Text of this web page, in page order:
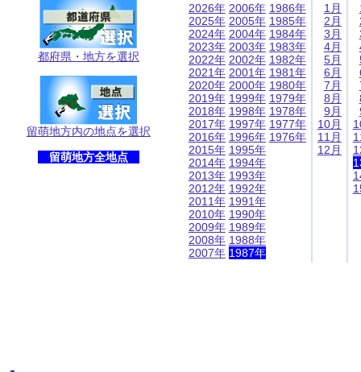
都府県・地方を選択
留萌地方内の地点を選択
留萌地方全地点
2026年
2025年
2024年
2023年
2022年
2021年
2020年
2019年
2018年
2017年
2016年
2015年
2014年
2013年
2012年
2011年
2010年
2009年
2008年
2007年
2006年
2005年
2004年
2003年
2002年
2001年
2000年
1999年
1998年
1997年
1996年
1995年
1994年
1993年
1992年
1991年
1990年
1989年
1988年
1987年
1986年
1985年
1984年
1983年
1982年
1981年
1980年
1979年
1978年
1977年
1976年
1月
2月
3月
4月
5月
6月
7月
8月
9月
10月
11月
12月